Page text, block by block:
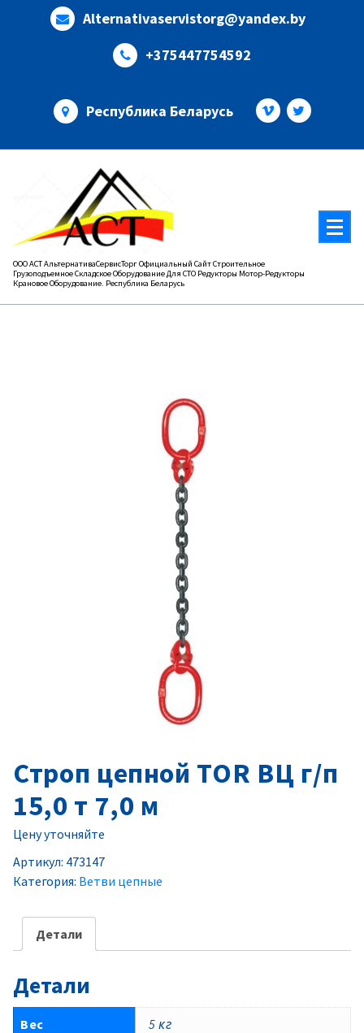
Alternativaservistorg@yandex.by
+375447754592
Республика Беларусь
ООО АСТ АльтернативаСервисТорг Официальный Сайт Строительное
Грузоподъемное Складское Оборудование Для СТО Редукторы Мотор-Редукторы
Крановое Оборудование. Республика Беларусь
Строп цепной TOR ВЦ г/п
15,0 т 7,0 м
Цену уточняйте
Артикул: 473147
Категория: Ветви цепные
Детали
Детали
Вес 5 кг